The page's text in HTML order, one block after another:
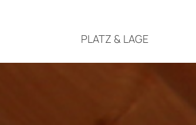
PLATZ & LAGE